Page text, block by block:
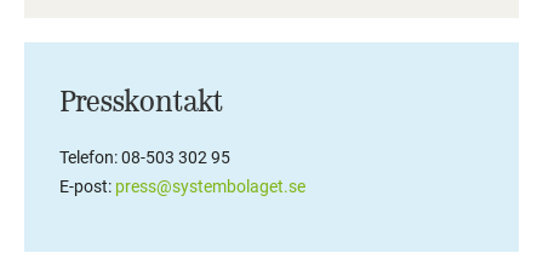
Presskontakt
Telefon: 08-503 302 95
E-post: press@systembolaget.se